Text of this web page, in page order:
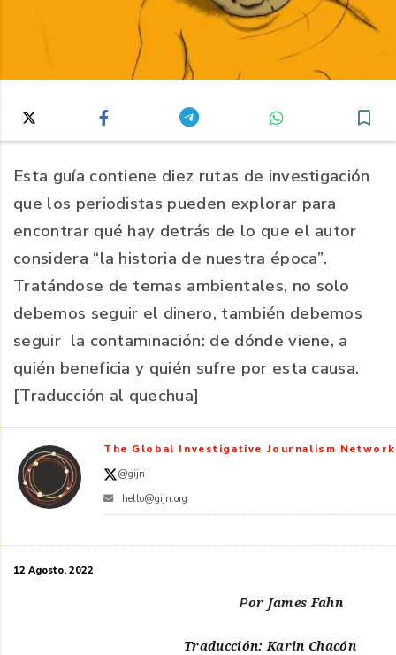
Esta guía contiene diez rutas de investigación
que los periodistas pueden explorar para
encontrar qué hay detrás de lo que el autor
considera “la historia de nuestra época”.
Tratándose de temas ambientales, no solo
debemos seguir el dinero, también debemos
seguir la contaminación: de dónde viene, a
quién beneficia y quién sufre por esta causa.
[Traducción al quechua]
The Global Investigative Journalism Network
@gijn
hello@gijn.org
12 Agosto, 2022
Por James Fahn
Traducción: Karin Chacón